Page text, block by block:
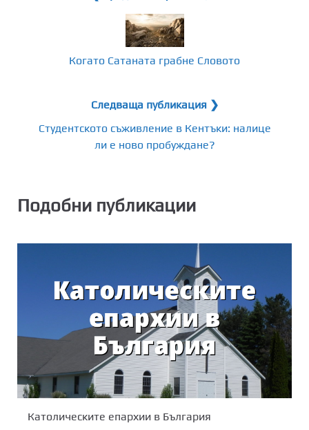
Когато Сатаната грабне Словото
Следваща публикация ❯
Студентското съживление в Кентъки: налице
ли е ново пробуждане?
Подобни публикации
Католическите епархии в България